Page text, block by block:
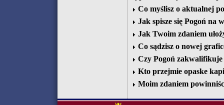
Co myślisz o aktualnej
Jak spisze się Pogoń na
Jak Twoim zdaniem
Co sądzisz o nowej
Czy Pogoń zakwalifikuje
Kto przejmie opaske
Moim zdaniem